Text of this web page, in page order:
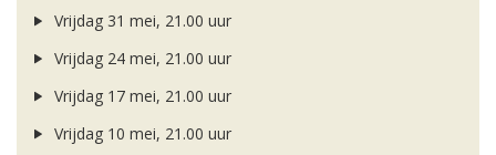
Vrijdag 31 mei, 21.00 uur
Vrijdag 24 mei, 21.00 uur
Vrijdag 17 mei, 21.00 uur
Vrijdag 10 mei, 21.00 uur